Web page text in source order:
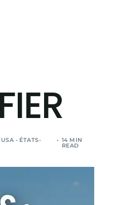
USA - ÉTATS- 14 MIN
READ